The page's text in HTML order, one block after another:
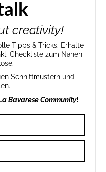
creativity!
Tipps & Tricks. Erhalte
Checkliste zum Nähen
Schnittmustern und
Bavarese Community!